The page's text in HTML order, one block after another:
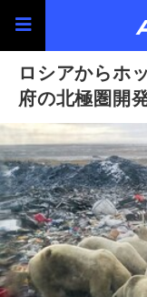
ロシアからホ
府の北極圏開